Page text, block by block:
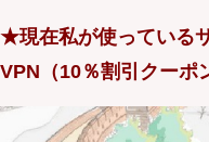
★現在私が使っている
VPN（10％割引クーポ